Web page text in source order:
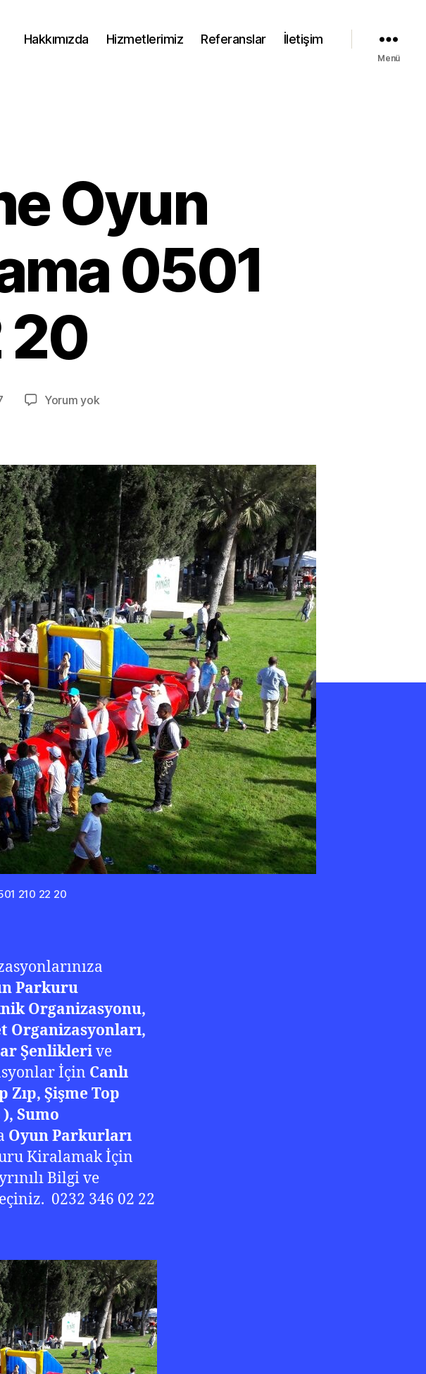
Hakkımızda Hizmetlerimiz Referanslar İletişim
Menü
Oyun
0501
20
Yorum yokAliağa
Kiralama
0501
210
22
20
210 22 20
Parkuru
Organizasyonu,
Organizasyonları,
Şenliklerive
İçin Canlı
Zıp, Şişme Top
Sumo
Oyun Parkurları
Kiralamak İçin
Bilgi ve
0232 346 02 22